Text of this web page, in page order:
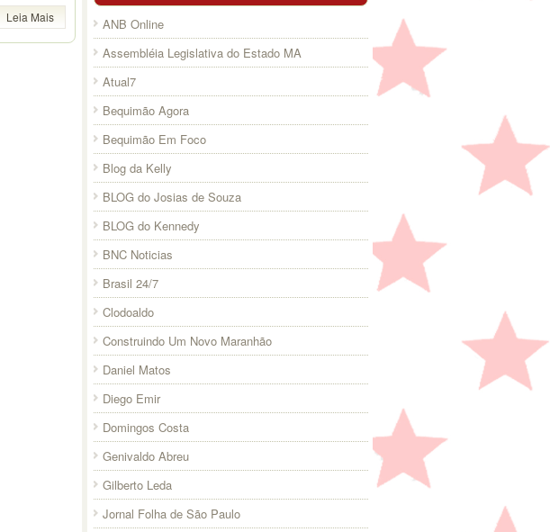
Leia Mais
ANB Online
Assembléia Legislativa do Estado MA
Atual7
Bequimão Agora
Bequimão Em Foco
Blog da Kelly
BLOG do Josias de Souza
BLOG do Kennedy
BNC Noticias
Brasil 24/7
Clodoaldo
Construindo Um Novo Maranhão
Daniel Matos
Diego Emir
Domingos Costa
Genivaldo Abreu
Gilberto Leda
Jornal Folha de São Paulo